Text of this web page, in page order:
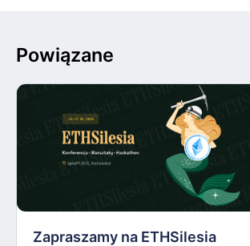
Powiązane
Zapraszamy na ETHSilesia